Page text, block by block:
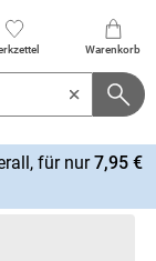
Warenkorb
für nur7,95 €